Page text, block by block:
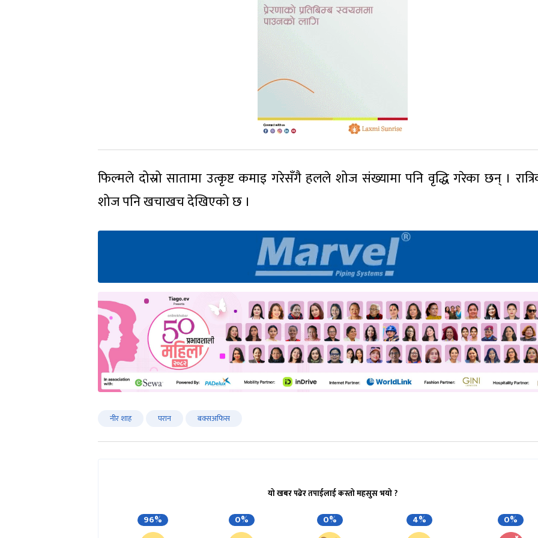
फिल्मले दोस्रो सातामा उत्कृष्ट कमाइ गरेसँगै हलले शोज संख्यामा पनि वृद्धि गरेका छन् ।
शोज पनि खचाखच देखिएको छ ।
नीर शाह परान बक्सअफिस
यो खबर पढेर तपाईलाई कस्तो महसुस भयो ?
96% 0% 0% 4% 0%